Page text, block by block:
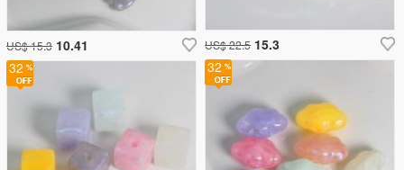
US$ 22.5 15.3
US$ 15.3 10.41
32
32